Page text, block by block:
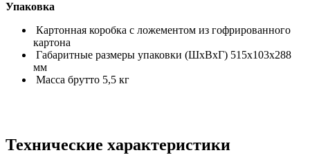
Упаковка
Картонная коробка с ложементом из гофрированного
картона
Габаритные размеры упаковки (ШхВхГ) 515х103х288
мм
Масса брутто 5,5 кг
Технические характеристики